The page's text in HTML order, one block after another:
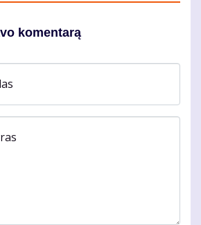
komentarą